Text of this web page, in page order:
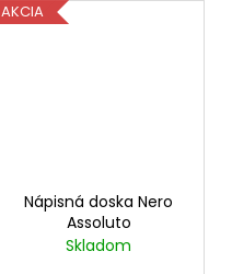
AKCIA
Nápisná doska Nero
Assoluto
Skladom